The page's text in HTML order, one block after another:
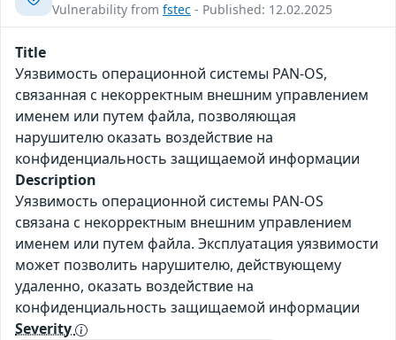
Vulnerability from fstec - Published: 12.02.2025
Title
Уязвимость операционной системы PAN-OS,
связанная с некорректным внешним управлением
именем или путем файла, позволяющая
нарушителю оказать воздействие на
конфиденциальность защищаемой информации
Description
Уязвимость операционной системы PAN-OS
связана с некорректным внешним управлением
именем или путем файла. Эксплуатация уязвимости
может позволить нарушителю, действующему
удаленно, оказать воздействие на
конфиденциальность защищаемой информации
Severity